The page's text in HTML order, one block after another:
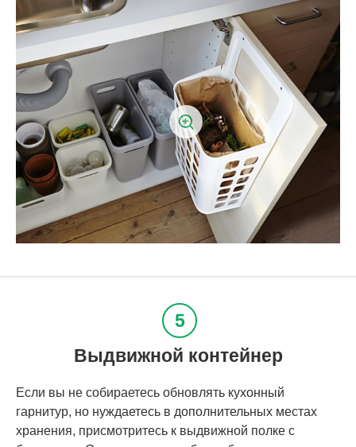
Выдвижной контейнер
Если вы не собираетесь обновлять кухонный
гарнитур, но нуждаетесь в дополнительных местах
хранения, присмотритесь к выдвижной полке с